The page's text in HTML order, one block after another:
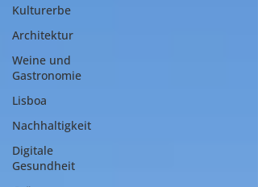
Kulturerbe
Architektur
Weine und
Gastronomie
Lisboa
Nachhaltigkeit
Digitale
Gesundheit